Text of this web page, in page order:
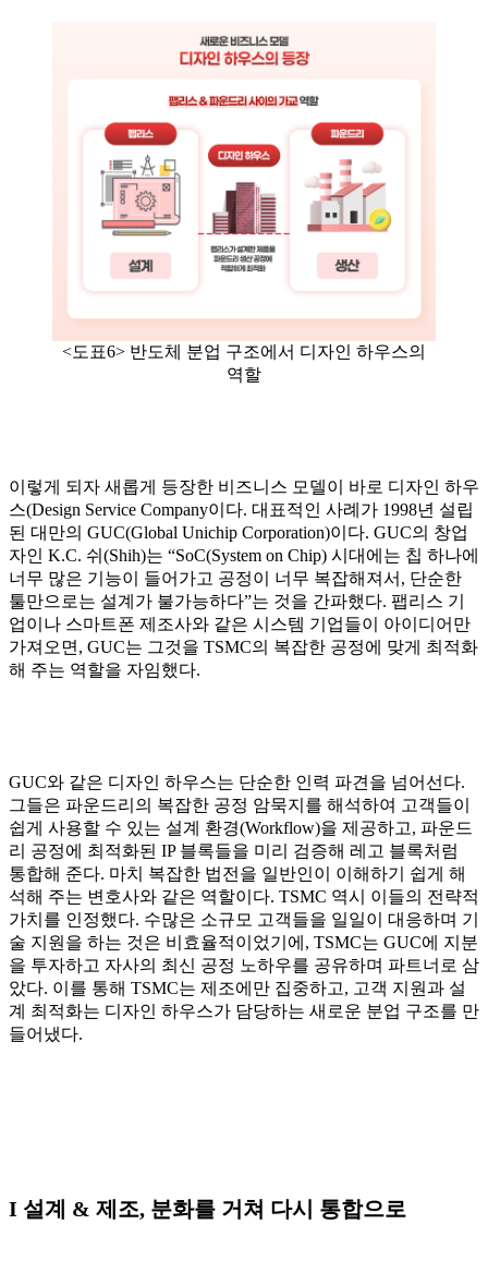
<도표6> 반도체 분업 구조에서 디자인 하우스의
역할
이렇게 되자 새롭게 등장한 비즈니스 모델이 바로 디자인 하우
스(Design Service Company이다. 대표적인 사례가 1998년 설립
된 대만의 GUC(Global Unichip Corporation)이다. GUC의 창업
자인 K.C. 쉬(Shih)는 “SoC(System on Chip) 시대에는 칩 하나에
너무 많은 기능이 들어가고 공정이 너무 복잡해져서, 단순한
툴만으로는 설계가 불가능하다”는 것을 간파했다. 팹리스 기
업이나 스마트폰 제조사와 같은 시스템 기업들이 아이디어만
가져오면, GUC는 그것을 TSMC의 복잡한 공정에 맞게 최적화
해 주는 역할을 자임했다.
GUC와 같은 디자인 하우스는 단순한 인력 파견을 넘어선다.
그들은 파운드리의 복잡한 공정 암묵지를 해석하여 고객들이
쉽게 사용할 수 있는 설계 환경(Workflow)을 제공하고, 파운드
리 공정에 최적화된 IP 블록들을 미리 검증해 레고 블록처럼
통합해 준다. 마치 복잡한 법전을 일반인이 이해하기 쉽게 해
석해 주는 변호사와 같은 역할이다. TSMC 역시 이들의 전략적
가치를 인정했다. 수많은 소규모 고객들을 일일이 대응하며 기
술 지원을 하는 것은 비효율적이었기에, TSMC는 GUC에 지분
을 투자하고 자사의 최신 공정 노하우를 공유하며 파트너로 삼
았다. 이를 통해 TSMC는 제조에만 집중하고, 고객 지원과 설
계 최적화는 디자인 하우스가 담당하는 새로운 분업 구조를 만
들어냈다.
I 설계 & 제조, 분화를 거쳐 다시 통합으로